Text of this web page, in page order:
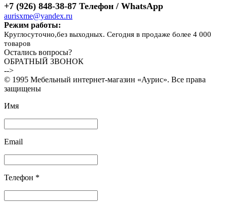
+7 (926) 848-38-87 Телефон / WhatsApp
aurisxme@yandex.ru
Режим работы:
Круглосуточно,без выходных. Сегодня в продаже более 4 000
товаров
Остались вопросы?
ОБРАТНЫЙ ЗВОНОК
-->
© 1995 Мебельный интернет-магазин «Аурис». Все права
защищены
Имя
Email
Телефон *